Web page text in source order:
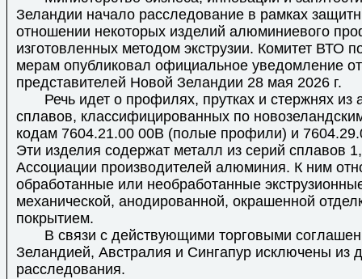
Зеландии начало расследование в рамках
отношении некоторых изделий алюминиевого
изготовленных методом экструзии. Комитет ВТО
мерам опубликовал официальное уведомление от
представителей Новой Зеландии 28 мая 2026 г.
Речь идет о профилях, прутках и стержнях из
сплавов, классифицированных по
кодам 7604.21.00 00B (полые профили) и
Эти изделия содержат металл из серий сплавов
Ассоциации производителей алюминия. К ним
обработанные или необработанные
механической, анодированной, окрашенной
покрытием.
В связи с действующими торговыми
Зеландией, Австралия и Сингапур исключены из
расследования.